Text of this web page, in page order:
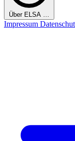
Über ELSA …
Impressum